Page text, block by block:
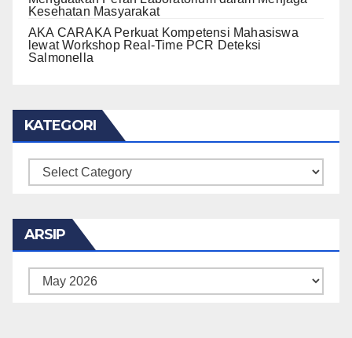
Kesehatan Masyarakat
AKA CARAKA Perkuat Kompetensi Mahasiswa
lewat Workshop Real-Time PCR Deteksi
Salmonella
KATEGORI
KATEGORI
ARSIP
ARSIP